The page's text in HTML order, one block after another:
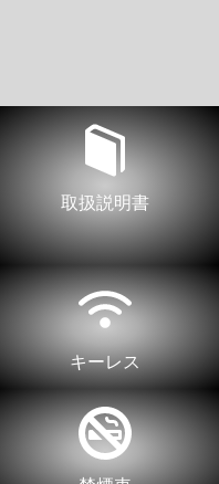
取扱説明書
キーレス